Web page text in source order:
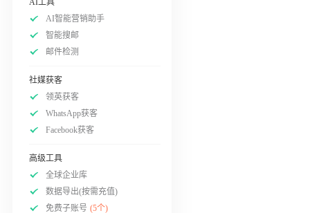
AI工具
AI智能营销助手
智能搜邮
邮件检测
社媒获客
领英获客
WhatsApp获客
Facebook获客
高级工具
全球企业库
数据导出(按需充值)
免费子账号 (5个)